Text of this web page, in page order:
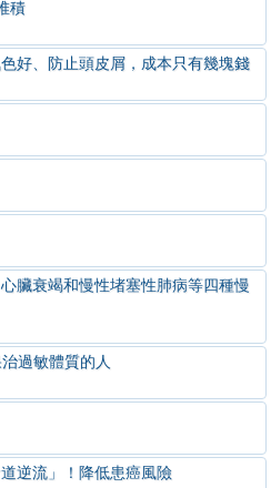
積
好、防止頭皮屑，成本只有幾塊錢
臟衰竭和慢性堵塞性肺病等四種慢
過敏體質的人
逆流」！降低患癌風險